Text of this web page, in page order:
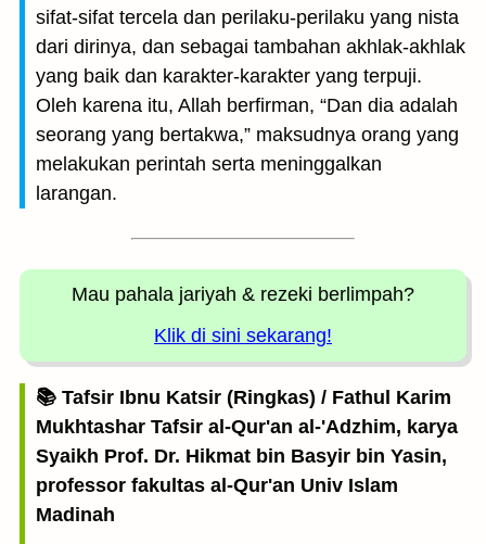
sifat-sifat tercela dan perilaku-perilaku yang nista
dari dirinya, dan sebagai tambahan akhlak-akhlak
yang baik dan karakter-karakter yang terpuji.
Oleh karena itu, Allah berfirman, “Dan dia adalah
seorang yang bertakwa,” maksudnya orang yang
melakukan perintah serta meninggalkan
larangan.
Mau pahala jariyah & rezeki berlimpah?
Klik di sini sekarang!
📚 Tafsir Ibnu Katsir (Ringkas) / Fathul Karim
Mukhtashar Tafsir al-Qur'an al-'Adzhim, karya
Syaikh Prof. Dr. Hikmat bin Basyir bin Yasin,
professor fakultas al-Qur'an Univ Islam
Madinah